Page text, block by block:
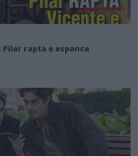
Pilar rapta e espanca